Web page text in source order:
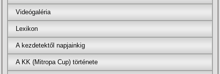
Videógaléria
Lexikon
A kezdetektől napjainkig
A KK (Mitropa Cup) története